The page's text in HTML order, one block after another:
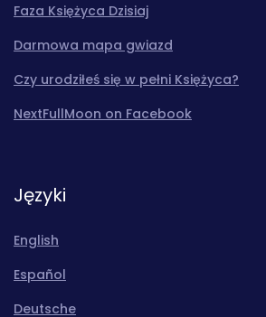
Faza Księżyca Dzisiaj
Darmowa mapa gwiazd
Czy urodziłeś się w pełni Księżyca?
NextFullMoon on Facebook
Języki
English
Español
Deutsche